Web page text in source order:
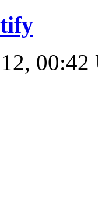
00:42